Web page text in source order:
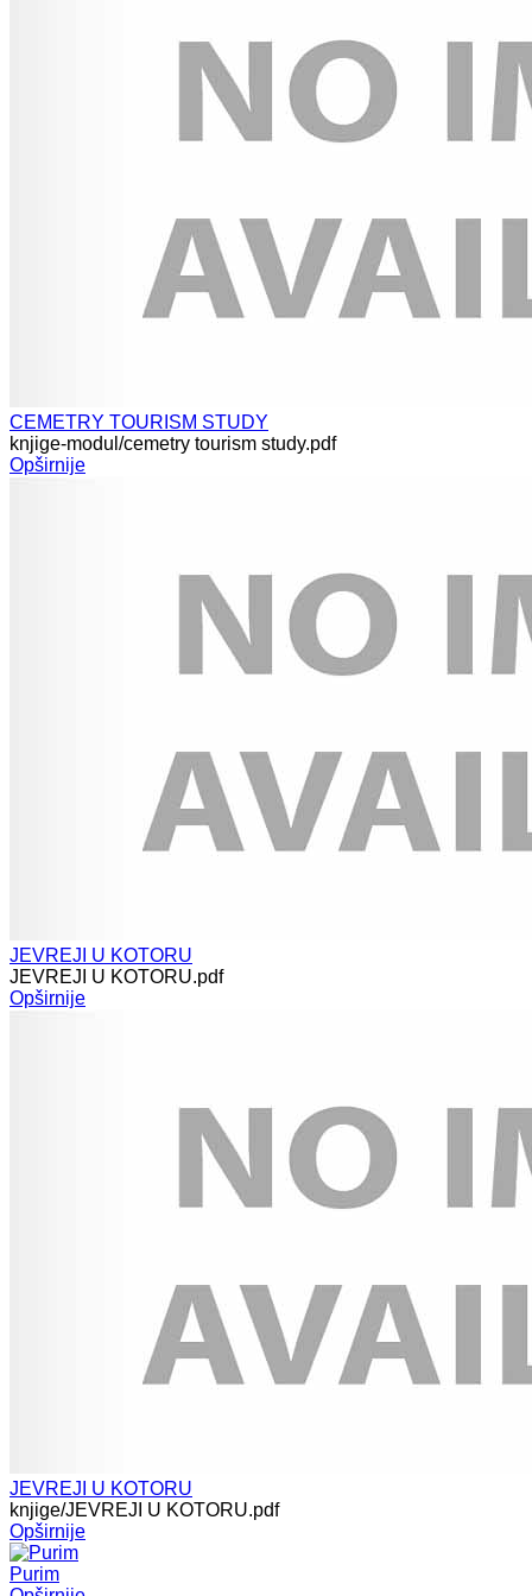
CEMETRY TOURISM STUDY
knjige-modul/cemetry tourism study.pdf
Opširnije
JEVREJI U KOTORU
JEVREJI U KOTORU.pdf
Opširnije
JEVREJI U KOTORU
knjige/JEVREJI U KOTORU.pdf
Opširnije
Purim